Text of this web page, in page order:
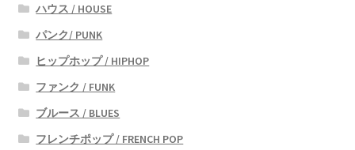
ハウス / HOUSE
パンク/ PUNK
ヒップホップ / HIPHOP
ファンク / FUNK
ブルース / BLUES
フレンチポップ / FRENCH POP